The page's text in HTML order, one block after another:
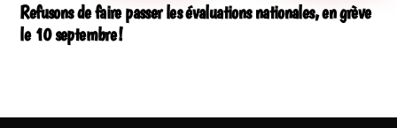
Refusons de faire passer les évaluations nationales, en grève
le 10 septembre !